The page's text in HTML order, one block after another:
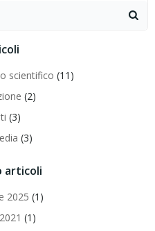
scientifico (11)
(2)
(3)
(3)
articoli
2025 (1)
(1)